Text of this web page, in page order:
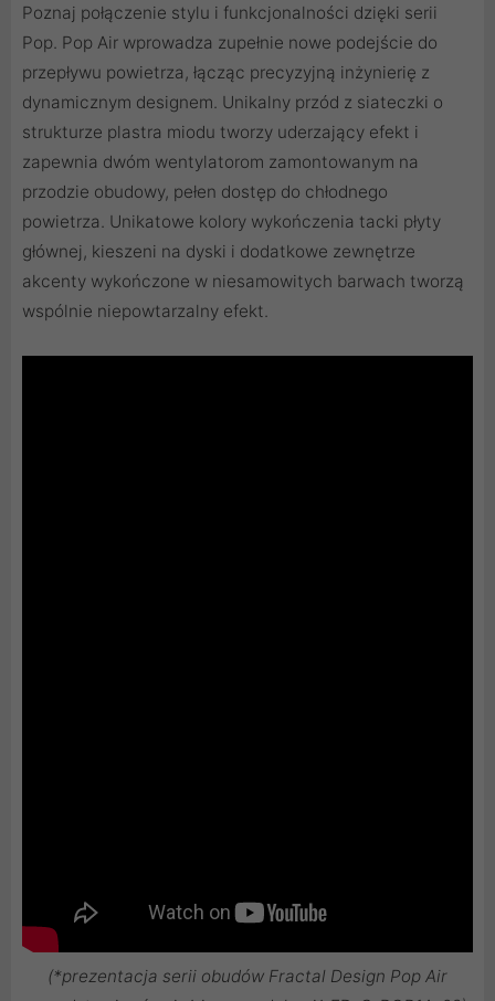
Poznaj połączenie stylu i funkcjonalności dzięki serii
Pop. Pop Air wprowadza zupełnie nowe podejście do
przepływu powietrza, łącząc precyzyjną inżynierię z
dynamicznym designem. Unikalny przód z siateczki o
strukturze plastra miodu tworzy uderzający efekt i
zapewnia dwóm wentylatorom zamontowanym na
przodzie obudowy, pełen dostęp do chłodnego
powietrza. Unikatowe kolory wykończenia tacki płyty
głównej, kieszeni na dyski i dodatkowe zewnętrze
akcenty wykończone w niesamowitych barwach tworzą
wspólnie niepowtarzalny efekt.
(*prezentacja serii obudów Fractal Design Pop Air